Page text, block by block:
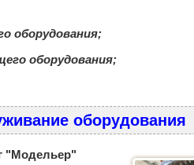
оборудования;
оборудования;
оборудования
"Модельер"